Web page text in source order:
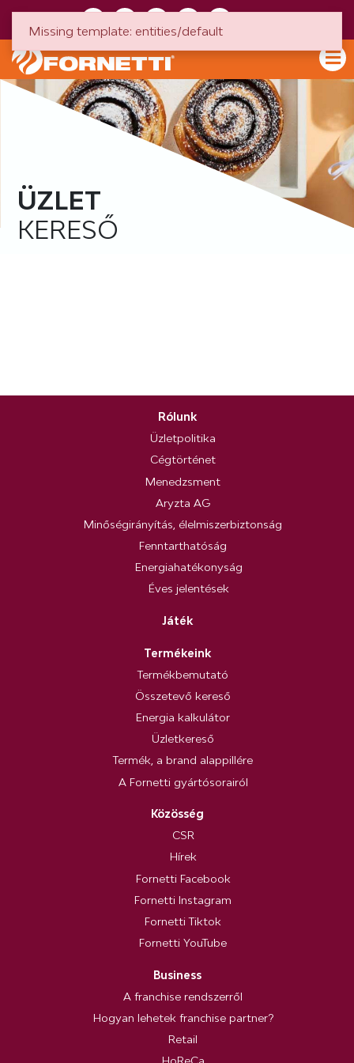
ÜZLET
KERESŐ
Rólunk
Üzletpolitika
Cégtörténet
Menedzsment
Aryzta AG
Minőségirányítás, élelmiszerbiztonság
Fenntarthatóság
Energiahatékonyság
Éves jelentések
Játék
Termékeink
Termékbemutató
Összetevő kereső
Energia kalkulátor
Üzletkereső
Termék, a brand alappillére
A Fornetti gyártósorairól
Közösség
CSR
Hírek
Fornetti Facebook
Fornetti Instagram
Fornetti Tiktok
Fornetti YouTube
Business
A franchise rendszerről
Hogyan lehetek franchise partner?
Retail
Missing template: entities/default